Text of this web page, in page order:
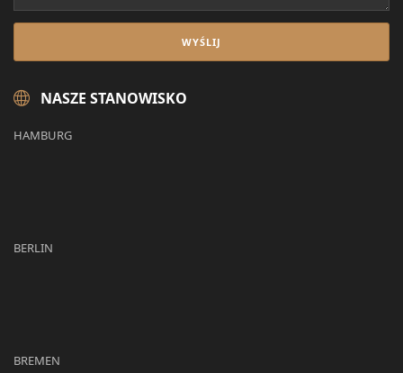
NASZE STANOWISKO
HAMBURG
BERLIN
BREMEN